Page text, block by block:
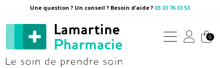
Une question ? Un conseil ? Besoin d’aide ? 03 23 76 33 53
Pharmacie Lamartine
0